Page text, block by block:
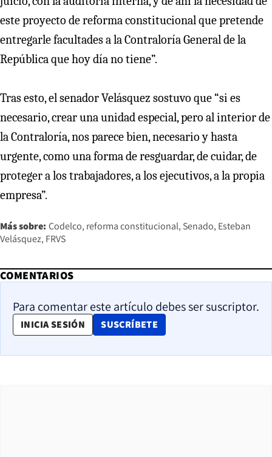
este proyecto de reforma constitucional que pretende
entregarle facultades a la Contraloría General de la
República que hoy día no tiene”.
Tras esto, el senador Velásquez sostuvo que “si es
necesario, crear una unidad especial, pero al interior de
la Contraloría, nos parece bien, necesario y hasta
urgente, como una forma de resguardar, de cuidar, de
proteger a los trabajadores, a los ejecutivos, a la propia
empresa”.
Más sobre: Codelco reforma constitucional Senado Esteban
Velásquez FRVS
COMENTARIOS
Para comentar este artículo debes ser suscriptor.
INICIA SESIÓN SUSCRÍBETE
OPENS IN NEW WINDOW